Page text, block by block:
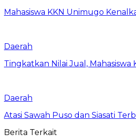
Mahasiswa KKN Unimugo
Daerah
Tingkatkan Nilai Jual, Mahasiswa
Daerah
Atasi Sawah Puso dan Siasati
Berita Terkait